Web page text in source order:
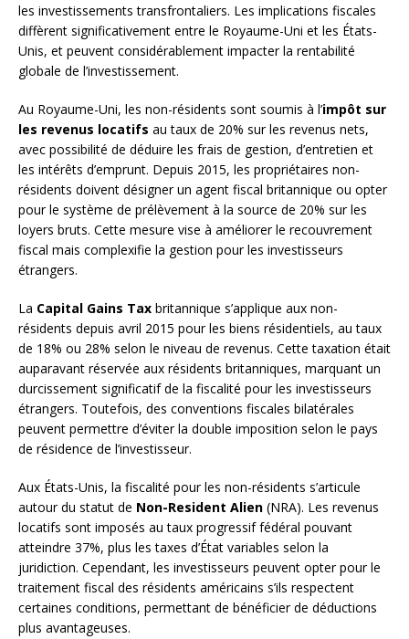
les investissements transfrontaliers. Les implications fiscales
diffèrent significativement entre le Royaume-Uni et les États-
Unis, et peuvent considérablement impacter la rentabilité
globale de l’investissement.
Au Royaume-Uni, les non-résidents sont soumis à l’impôt sur
les revenus locatifs au taux de 20% sur les revenus nets,
avec possibilité de déduire les frais de gestion, d’entretien et
les intérêts d’emprunt. Depuis 2015, les propriétaires non-
résidents doivent désigner un agent fiscal britannique ou opter
pour le système de prélèvement à la source de 20% sur les
loyers bruts. Cette mesure vise à améliorer le recouvrement
fiscal mais complexifie la gestion pour les investisseurs
étrangers.
La Capital Gains Tax britannique s’applique aux non-
résidents depuis avril 2015 pour les biens résidentiels, au taux
de 18% ou 28% selon le niveau de revenus. Cette taxation était
auparavant réservée aux résidents britanniques, marquant un
durcissement significatif de la fiscalité pour les investisseurs
étrangers. Toutefois, des conventions fiscales bilatérales
peuvent permettre d’éviter la double imposition selon le pays
de résidence de l’investisseur.
Aux États-Unis, la fiscalité pour les non-résidents s’articule
autour du statut de Non-Resident Alien (NRA). Les revenus
locatifs sont imposés au taux progressif fédéral pouvant
atteindre 37%, plus les taxes d’État variables selon la
juridiction. Cependant, les investisseurs peuvent opter pour le
traitement fiscal des résidents américains s’ils respectent
certaines conditions, permettant de bénéficier de déductions
plus avantageuses.